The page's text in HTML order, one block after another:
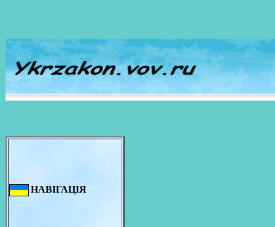
НАВІГАЦІЯ